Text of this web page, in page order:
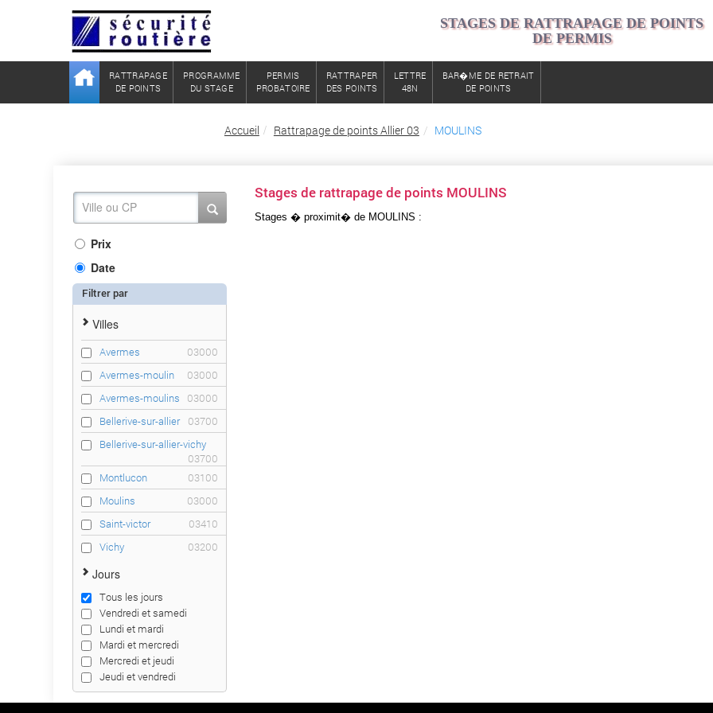
STAGES DE RATTRAPAGE DE POINTS
DE PERMIS
RATTRAPAGE
DE POINTS
PROGRAMME
DU STAGE
PERMIS
PROBATOIRE
RATTRAPER
DES POINTS
LETTRE
48N
BAR�ME DE RETRAIT
DE POINTS
Accueil Rattrapage de points Allier 03 MOULINS
Prix
Date
Filtrer par
Villes
Avermes
03000
Avermes-moulin
03000
Avermes-moulins
03000
Bellerive-sur-allier
03700
Bellerive-sur-allier-vichy
03700
Montlucon
03100
Moulins
03000
Saint-victor
03410
Vichy
03200
Jours
Tous les jours
Vendredi et samedi
Lundi et mardi
Mardi et mercredi
Mercredi et jeudi
Jeudi et vendredi
Stages de rattrapage de points MOULINS
Stages � proximit� de MOULINS :